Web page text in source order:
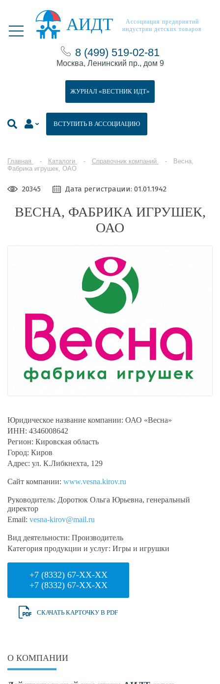
АИДТ
Ассоциация предприятий
индустрии детских товаров
8 (499) 519-02-81
Москва, Ленинский пр., дом 9
ВСТУПИТЬ В АССОЦИАЦИЮ
ЖУРНАЛ «ВЕСТНИК ИДТ»
Главная Каталоги Справочник компаний
Весна,
Фабрика игрушек, ОАО
20345 Дата регистрации: 01.01.1942
ВЕСНА, ФАБРИКА ИГРУШЕК,
ОАО
Юридическое название компании: ОАО «Весна»
ИНН: 4346008642
Регион: Кировская область
Город: Киров
Адрес: ул. К.Либкнехта, 129
Сайт компании: www.vesna.kirov.ru
Руководитель: Доротюк Ольга Юрьевна, генеральный
директор
Email: vesna-kirov@mail.ru
Вид деятельности: Производитель
Категория продукции и услуг: Игры и игрушки
+7 (8332) 67-XX-XX
+7 (8332) 67-XX-XX
СКАЧАТЬ КАРТОЧКУ В PDF
О КОМПАНИИ